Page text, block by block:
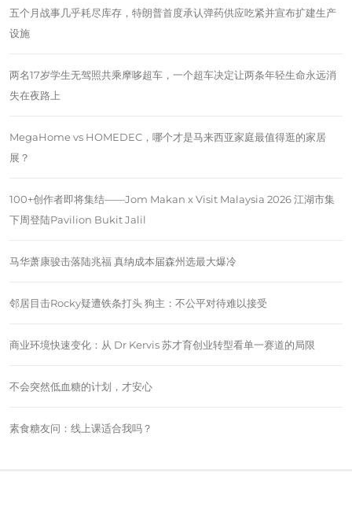
五个月战事几乎耗尽库存，特朗普首度承认弹药供应吃紧并宣布扩建生产
设施
两名17岁学生无驾照共乘摩哆超车，一个超车决定让两条年轻生命永远消
失在夜路上
MegaHome vs HOMEDEC，哪个才是马来西亚家庭最值得逛的家居
展？
100+创作者即将集结——Jom Makan x Visit Malaysia 2026 江湖市集
下周登陆Pavilion Bukit Jalil
马华萧康骏击落陆兆福 真纳成本届森州选最大爆冷
邻居目击Rocky疑遭铁条打头 狗主：不公平对待难以接受
商业环境快速变化：从 Dr Kervis 苏才育创业转型看单一赛道的局限
不会突然低血糖的计划，才安心
素食糖友问：线上课适合我吗？